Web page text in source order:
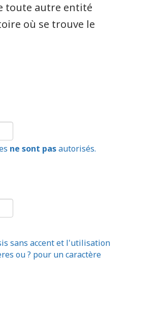
toute autre entité
où se trouve le
ne sont pasautorisés.
sans accent et l'utilisation
ou ? pour un caractère